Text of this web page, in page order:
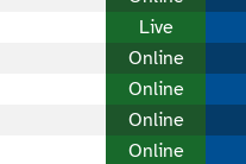
Live
Online
Online
Online
Online